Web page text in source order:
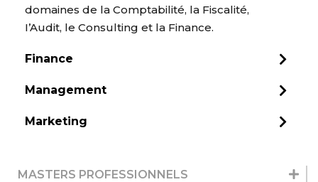
domaines de la Comptabilité, la Fiscalité,
I’Audit, le Consulting et la Finance.
Finance
Management
Marketing
MASTERS PROFESSIONNELS